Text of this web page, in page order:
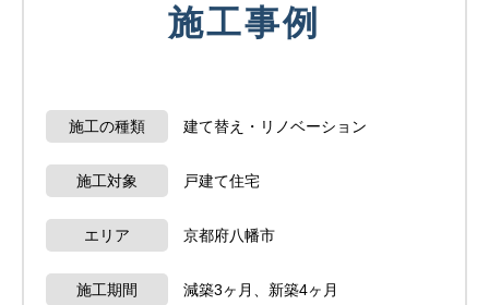
施工事例
施工の種類 建て替え・リノベーション
施工対象 戸建て住宅
エリア 京都府八幡市
施工期間 減築3ヶ月、新築4ヶ月